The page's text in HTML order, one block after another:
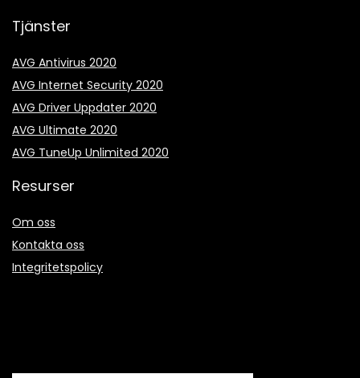
Tjänster
AVG Antivirus 2020
AVG Internet Security 2020
AVG Driver Uppdater 2020
AVG Ultimate 2020
AVG TuneUp Unlimited 2020
Resurser
Om oss
Kontakta oss
Integritetspolicy